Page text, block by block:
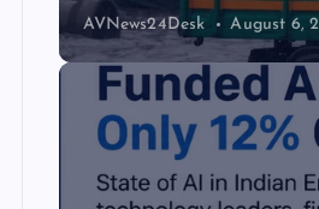
AVNews24Desk August 6,